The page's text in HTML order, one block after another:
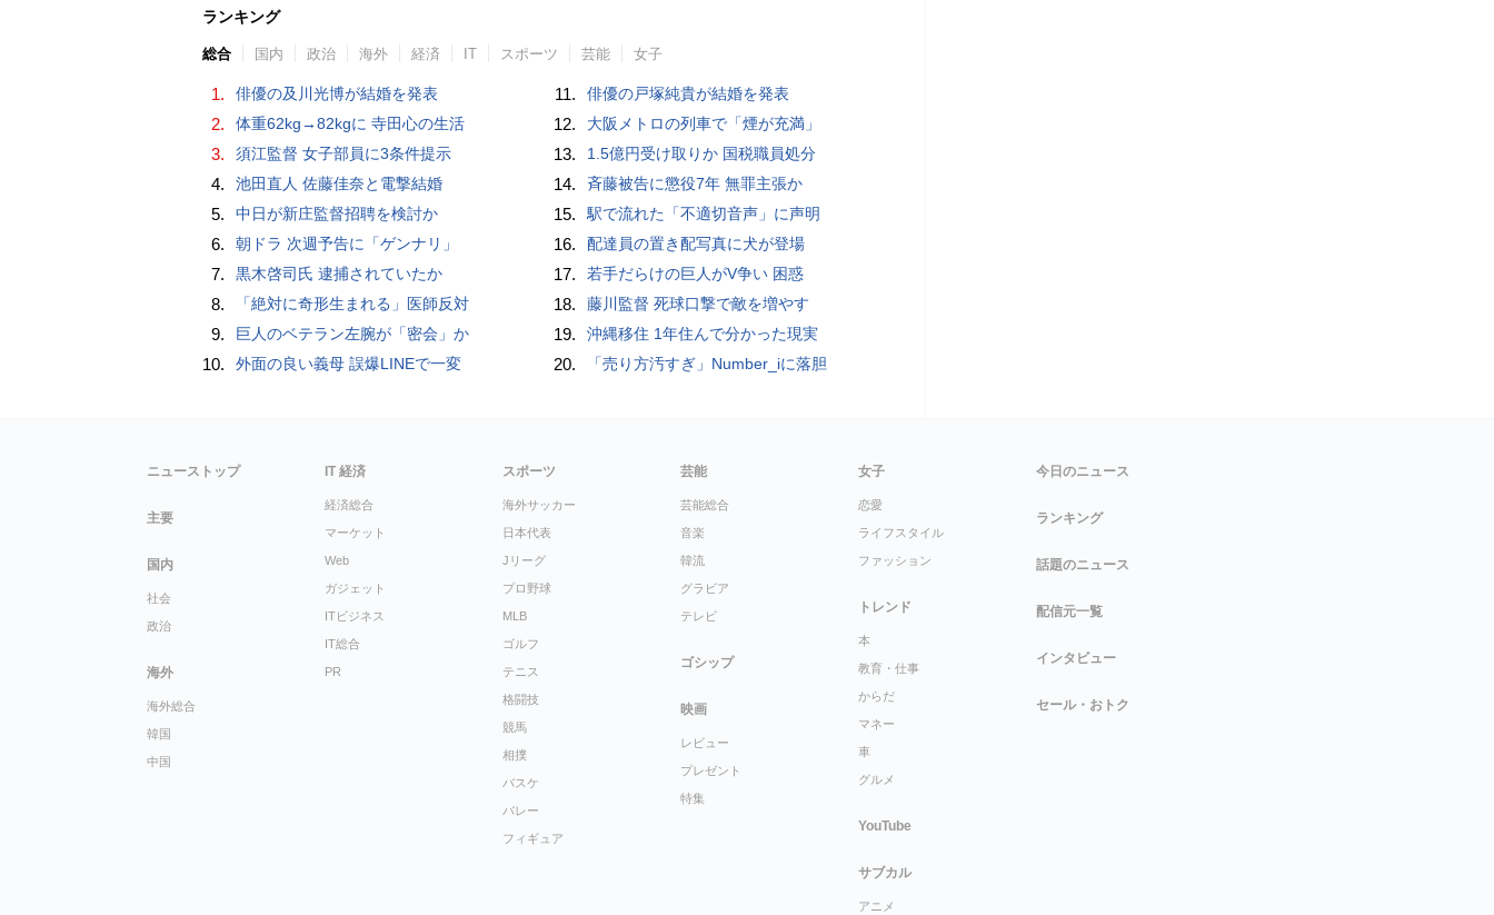
ランキング
総合 国内 政治 海外 経済 IT スポーツ 芸能 女子
1. 俳優の及川光博が結婚を発表
2. 体重62kg→82kgに 寺田心の生活
3. 須江監督 女子部員に3条件提示
4. 池田直人 佐藤佳奈と電撃結婚
5. 中日が新庄監督招聘を検討か
6. 朝ドラ 次週予告に「ゲンナリ」
7. 黒木啓司氏 逮捕されていたか
8. 「絶対に奇形生まれる」医師反対
9. 巨人のベテラン左腕が「密会」か
10. 外面の良い義母 誤爆LINEで一変
11. 俳優の戸塚純貴が結婚を発表
12. 大阪メトロの列車で「煙が充満」
13. 1.5億円受け取りか 国税職員処分
14. 斉藤被告に懲役7年 無罪主張か
15. 駅で流れた「不適切音声」に声明
16. 配達員の置き配写真に犬が登場
17. 若手だらけの巨人がV争い 困惑
18. 藤川監督 死球口撃で敵を増やす
19. 沖縄移住 1年住んで分かった現実
20. 「売り方汚すぎ」Number_iに落胆
ニューストップ
主要
国内
社会
政治
海外
海外総合
韓国
中国
IT 経済
経済総合
マーケット
Web
ガジェット
ITビジネス
IT総合
PR
スポーツ
海外サッカー
日本代表
Jリーグ
プロ野球
MLB
ゴルフ
テニス
格闘技
競馬
相撲
バスケ
バレー
フィギュア
芸能
芸能総合
音楽
韓流
グラビア
テレビ
ゴシップ
映画
レビュー
プレゼント
特集
女子
恋愛
ライフスタイル
ファッション
トレンド
本
教育・仕事
からだ
マネー
車
グルメ
YouTube
サブカル
アニメ
今日のニュース
ランキング
話題のニュース
配信元一覧
インタビュー
セール・おトク